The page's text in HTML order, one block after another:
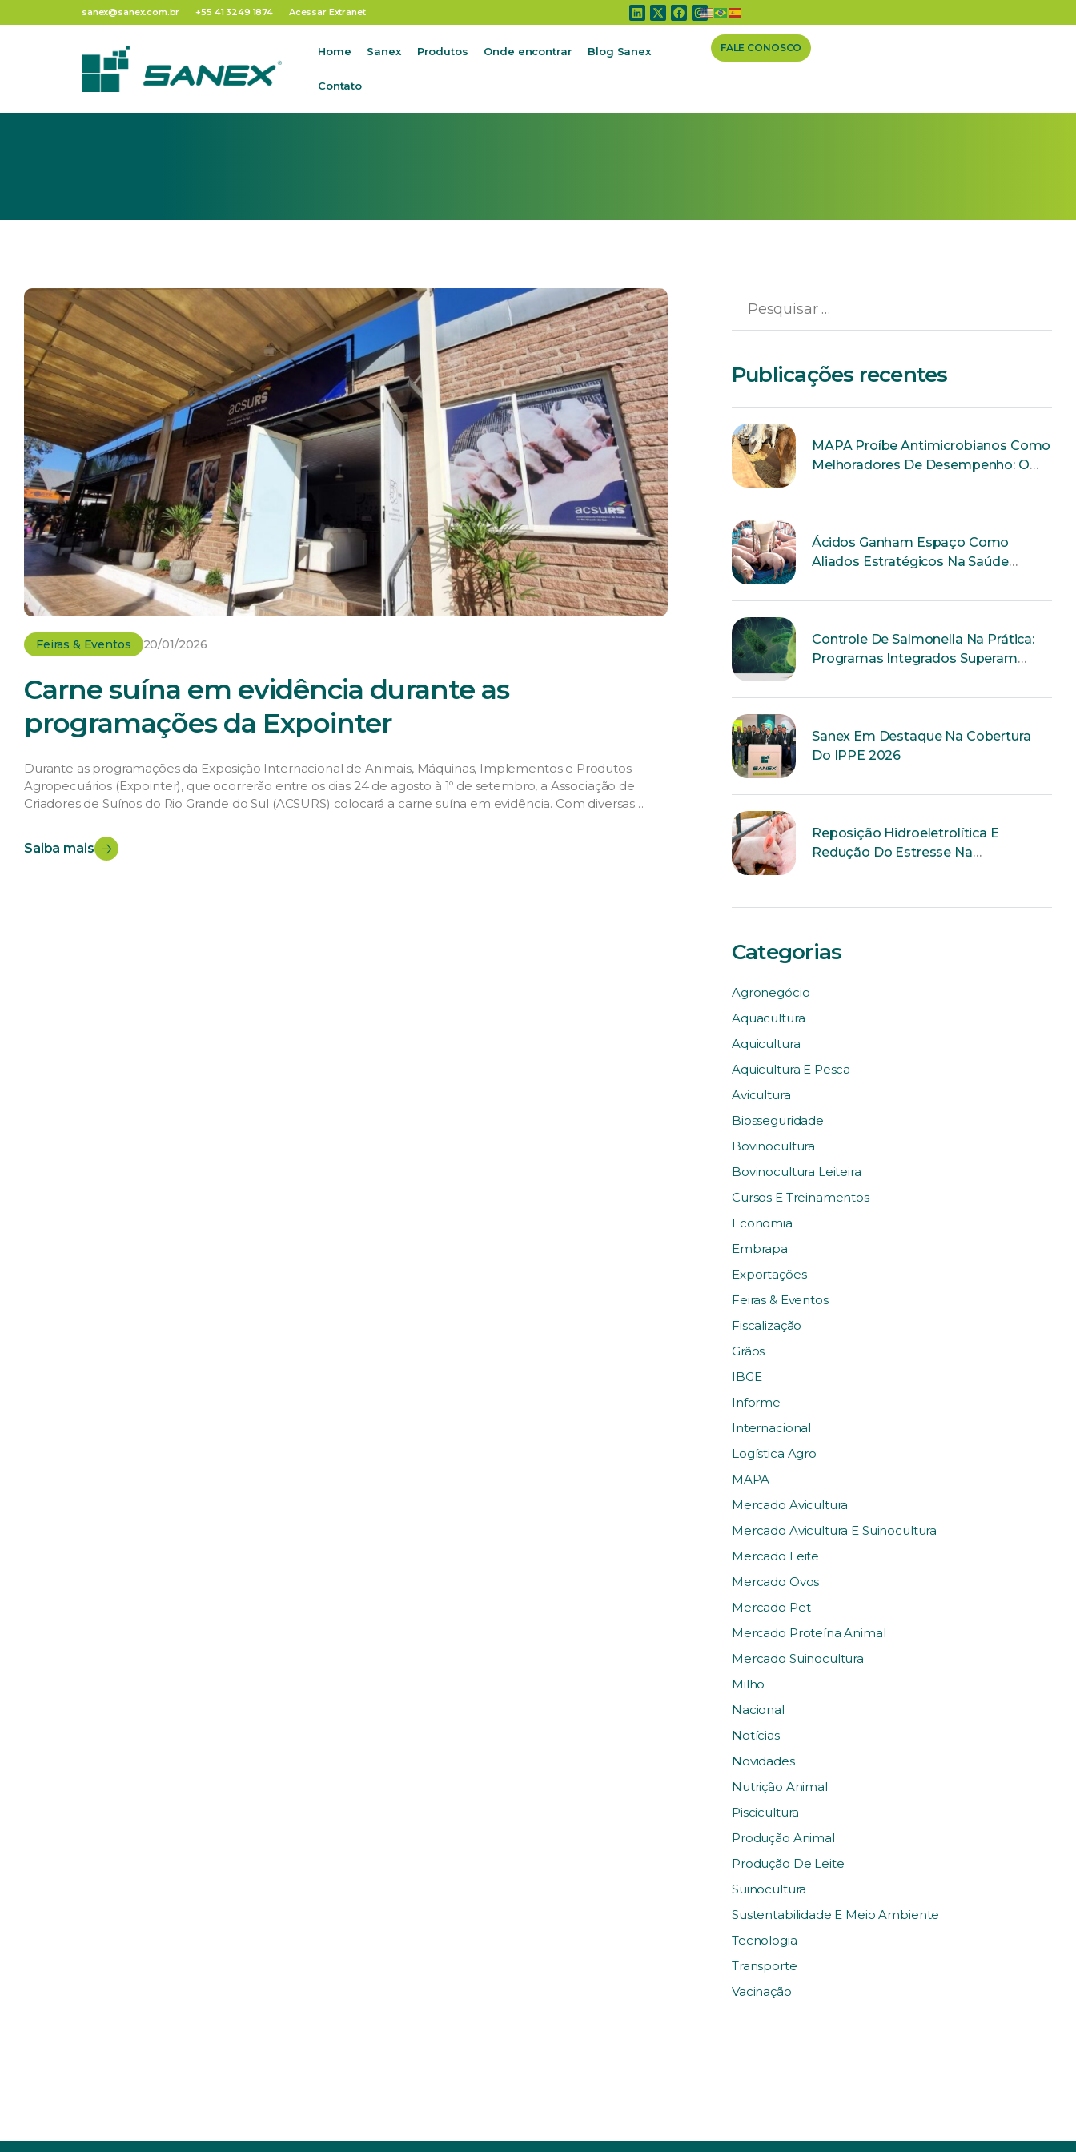
sanex@sanex.com.br +55 41 3249 1874 Acessar Extranet
Home Sanex Produtos Onde encontrar Blog Sanex
Contato
FALE CONOSCO
Tag:Expointer
Feiras & Eventos 20/01/2026
Carne suína em evidência durante as
programações da Expointer
Durante as programações da Exposição Internacional de Animais, Máquinas, Implementos e Produtos
Agropecuários (Expointer), que ocorrerão entre os dias 24 de agosto à 1º de setembro, a Associação de
Criadores de Suínos do Rio Grande do Sul (ACSURS) colocará a carne suína em evidência. Com diversas
Saiba mais
Publicações recentes
MAPA Proíbe Antimicrobianos Como
Melhoradores De Desempenho: O
Ácidos Ganham Espaço Como
Aliados Estratégicos Na Saúde
Controle De Salmonella Na Prática:
Programas Integrados Superam
Sanex Em Destaque Na Cobertura
Do IPPE 2026
Reposição Hidroeletrolítica E
Redução Do Estresse Na
Categorias
Agronegócio
Aquacultura
Aquicultura
Aquicultura E Pesca
Avicultura
Biosseguridade
Bovinocultura
Bovinocultura Leiteira
Cursos E Treinamentos
Economia
Embrapa
Exportações
Feiras & Eventos
Fiscalização
Grãos
IBGE
Informe
Internacional
Logística Agro
MAPA
Mercado Avicultura
Mercado Avicultura E Suinocultura
Mercado Leite
Mercado Ovos
Mercado Pet
Mercado Proteína Animal
Mercado Suinocultura
Milho
Nacional
Notícias
Novidades
Nutrição Animal
Piscicultura
Produção Animal
Produção De Leite
Suinocultura
Sustentabilidade E Meio Ambiente
Tecnologia
Transporte
Vacinação